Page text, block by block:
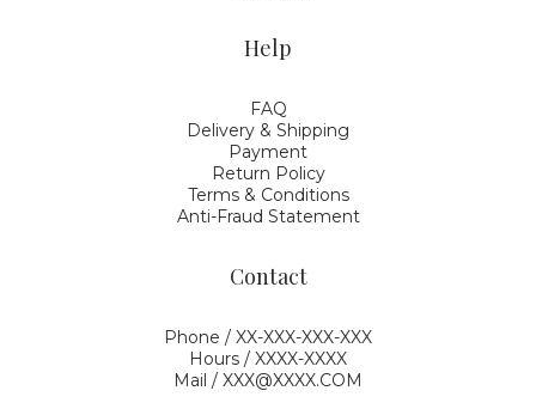
Help
FAQ
Delivery & Shipping
Payment
Return Policy
Terms & Conditions
Anti-Fraud Statement
Contact
Phone / XX-XXX-XXX-XXX
Hours / XXXX-XXXX
Mail / XXX@XXXX.COM